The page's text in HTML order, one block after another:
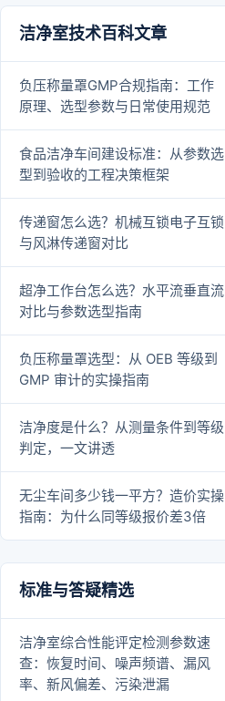
洁净室技术百科文章
负压称量罩GMP合规指南：工作
原理、选型参数与日常使用规范
食品洁净车间建设标准：从参数选
型到验收的工程决策框架
传递窗怎么选？机械互锁电子互锁
与风淋传递窗对比
超净工作台怎么选？水平流垂直流
对比与参数选型指南
负压称量罩选型：从 OEB 等级到
GMP 审计的实操指南
洁净度是什么？从测量条件到等级
判定，一文讲透
无尘车间多少钱一平方？造价实操
指南：为什么同等级报价差3倍
标准与答疑精选
洁净室综合性能评定检测参数速
查：恢复时间、噪声频谱、漏风
率、新风偏差、污染泄漏